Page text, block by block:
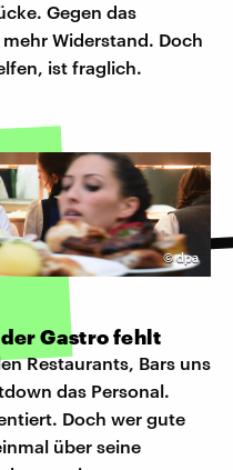
Gegen das
Widerstand. Doch
ist fraglich.
©dpa
Gastro fehlt
Restaurants, Bars uns
das Personal.
Doch wer gute
über seine